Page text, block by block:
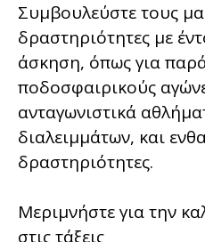
Συμβουλεύστε τους
δραστηριότητες με
άσκηση, όπως για
ποδοσφαιρικούς
ανταγωνιστικά
διαλειμμάτων, και
δραστηριότητες.
Μεριμνήστε για την
στις τάξεις